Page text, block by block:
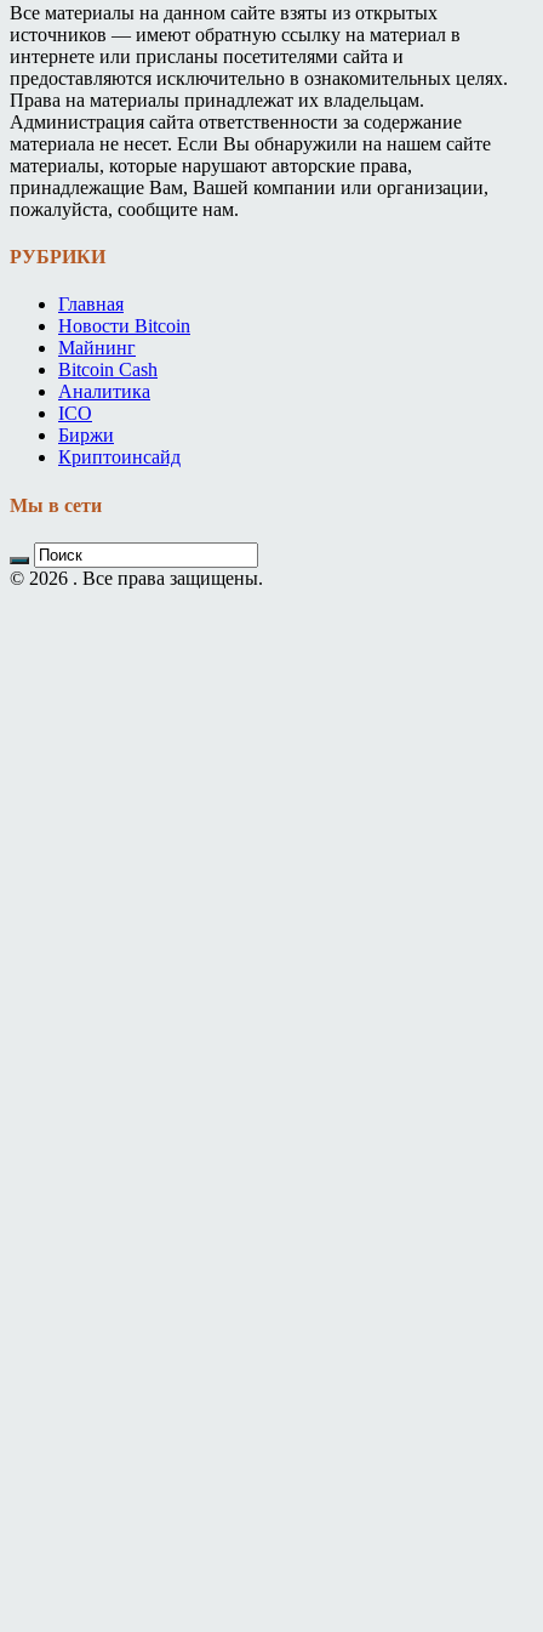
Все материалы на данном сайте взяты из открытых
источников — имеют обратную ссылку на материал в
интернете или присланы посетителями сайта и
предоставляются исключительно в ознакомительных целях.
Права на материалы принадлежат их владельцам.
Администрация сайта ответственности за содержание
материала не несет. Если Вы обнаружили на нашем сайте
материалы, которые нарушают авторские права,
принадлежащие Вам, Вашей компании или организации,
пожалуйста, сообщите нам.
РУБРИКИ
Главная
Новости Bitcoin
Майнинг
Bitcoin Cash
Аналитика
ICO
Биржи
Криптоинсайд
Мы в сети
© 2026 . Все права защищены.